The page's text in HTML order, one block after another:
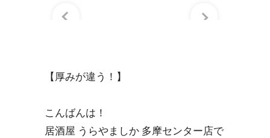
【厚みが違う！】
こんばんは！
居酒屋 うらやましか 多摩センター店で